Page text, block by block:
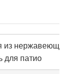
из нержавеющей
для патио